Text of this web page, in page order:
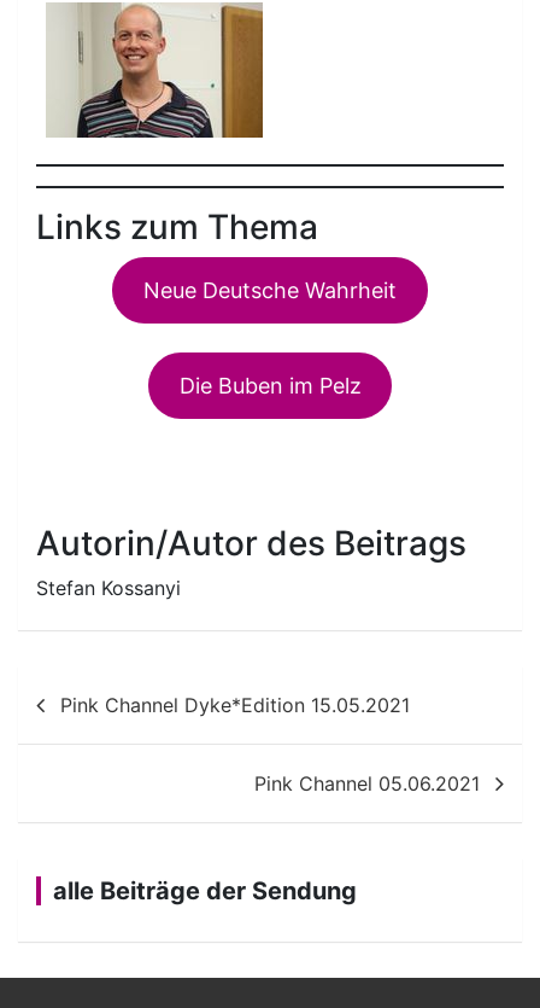
Links zum Thema
Neue Deutsche Wahrheit
Die Buben im Pelz
Autorin/Autor des Beitrags
Stefan Kossanyi
Beitragsnavigation
Pink Channel Dyke*Edition 15.05.2021
Pink Channel 05.06.2021
alle Beiträge der Sendung